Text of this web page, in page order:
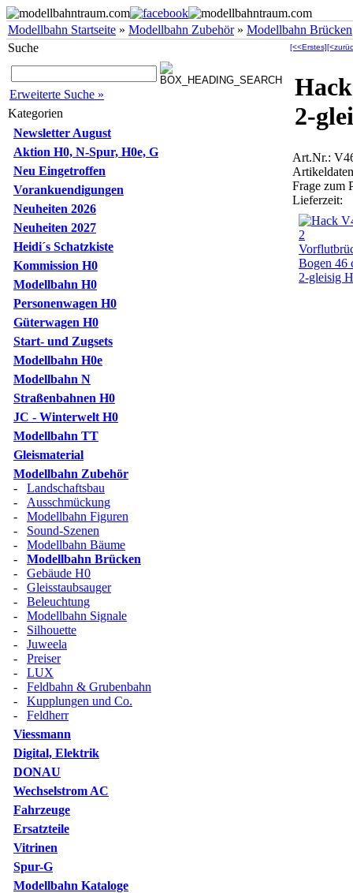
Modellbahn Startseite » Modellbahn Zubehör» Modellbahn Brücken
Suche
Erweiterte Suche »
Kategorien
Newsletter August
Aktion H0, N-Spur, H0e, G
Neu Eingetroffen
Vorankuendigungen
Neuheiten 2026
Neuheiten 2027
Heidi´s Schatzkiste
Kommission H0
Modellbahn H0
Personenwagen H0
Güterwagen H0
Start- und Zugsets
Modellbahn H0e
Modellbahn N
Straßenbahnen H0
JC - Winterwelt H0
Modellbahn TT
Gleismaterial
Modellbahn Zubehör
- Landschaftsbau
- Ausschmückung
- Modellbahn Figuren
- Sound-Szenen
- Modellbahn Bäume
- Modellbahn Brücken
- Gebäude H0
- Gleisstaubsauger
- Beleuchtung
- Modellbahn Signale
- Silhouette
- Juweela
- Preiser
- LUX
- Feldbahn & Grubenbahn
- Kupplungen und Co.
- Feldherr
Viessmann
Digital, Elektrik
DONAU
Wechselstrom AC
Fahrzeuge
Ersatzteile
Vitrinen
Spur-G
Modellbahn Kataloge
[<<Erstes]
2-
Art.Nr.:
Frage zum
Lieferzeit: